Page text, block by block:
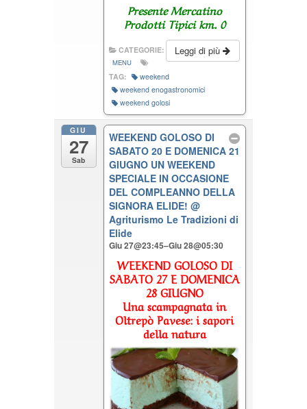
Presente Mercatino
Prodotti Tipici km. 0
Leggi di più
CATEGORIE:
MENU
TAG:
weekend
weekend enogastronomici
weekend golosi
GIU
27
Sab
WEEKEND GOLOSO DI
SABATO 20 E DOMENICA 21
GIUGNO UN WEEKEND
SPECIALE IN OCCASIONE
DEL COMPLEANNO DELLA
SIGNORA ELIDE!@
Agriturismo Le Tradizioni di
Elide
Giu 27@23:45–Giu 28@05:30
WEEKEND GOLOSO DI
SABATO 27 E DOMENICA
28 GIUGNO
Una scampagnata in
Oltrepò Pavese: i sapori
della natura